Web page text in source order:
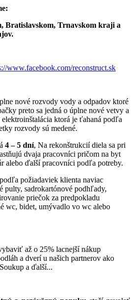
Bratislavskom, Trnavskom kraji a
www.facebook.com/reconstruct.sk
nové rozvody vody a odpadov ktoré
preto sa jedná o úplne nové vetvy a
ktorá je ťahaná podľa
rozvody sú medené.
4 – 5 dní, Na rekonštrukcií diela sa pri
dvaja pracovníci pričom na byt
alebo ďalší pracovníci podľa potreby.
požiadaviek klienta naviac
pulty, sadrokartónové podhľady,
priečok za predpokladu
wc, bidet, umývadlo vo wc alebo
až o 25% lacnejší nákup
a dverí u našich partnerov ako
a ďalší...